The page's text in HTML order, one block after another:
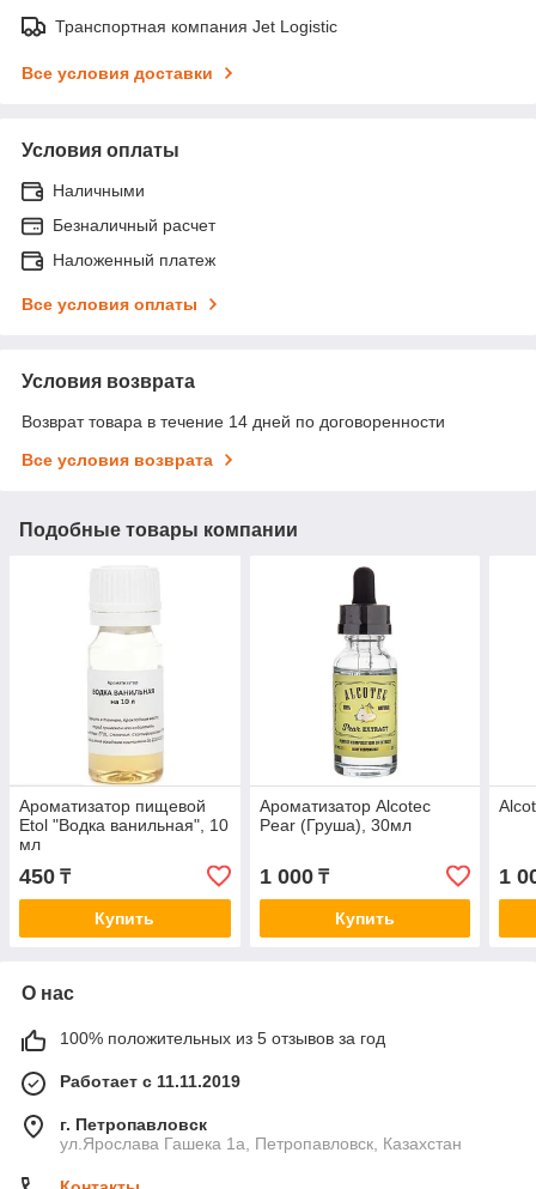
Транспортная компания Jet Logistic
Все условия доставки
Условия оплаты
Наличными
Безналичный расчет
Наложенный платеж
Все условия оплаты
Условия возврата
Возврат товара в течение 14 дней по договоренности
Все условия возврата
Подобные товары компании
Ароматизатор пищевой
Etol "Водка ванильная", 10
мл
450 ₸
Купить
Ароматизатор Alcotec
Pear (Груша), 30мл
1 000₸
Купить
1
О нас
100% положительных из 5 отзывов за год
Работает с 11.11.2019
г. Петропавловск
ул.Ярослава Гашека 1а, Петропавловск, Казахстан